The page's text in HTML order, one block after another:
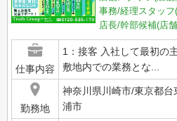
事務/経理スタッ
店長/幹部候補(店
仕事内容
1：接客 入社して最初の
敷地内での業務とな...
勤務地
神奈川県川崎市/東京都
浦市